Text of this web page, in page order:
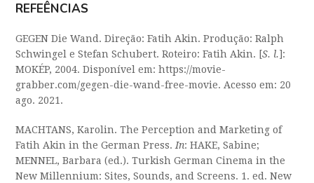
REFEÊNCIAS
GEGEN Die Wand. Direção: Fatih Akin. Produção: Ralph
Schwingel e Stefan Schubert. Roteiro: Fatih Akin. [S. l.]:
MOKÉP, 2004. Disponível em: https://movie-
grabber.com/gegen-die-wand-free-movie. Acesso em: 20
ago. 2021.
MACHTANS, Karolin. The Perception and Marketing of
Fatih Akin in the German Press. In: HAKE, Sabine;
MENNEL, Barbara (ed.). Turkish German Cinema in the
New Millennium: Sites, Sounds, and Screens. 1. ed. New